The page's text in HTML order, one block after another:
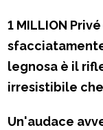
1 MILLION Privé
legnosa è il
irresistibile
Un'audace